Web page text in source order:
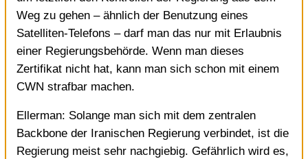
Weg zu gehen – ähnlich der Benutzung eines
Satelliten-Telefons – darf man das nur mit Erlaubnis
einer Regierungsbehörde. Wenn man dieses
Zertifikat nicht hat, kann man sich schon mit einem
CWN strafbar machen.
Ellerman: Solange man sich mit dem zentralen
Backbone der Iranischen Regierung verbindet, ist die
Regierung meist sehr nachgiebig. Gefährlich wird es,